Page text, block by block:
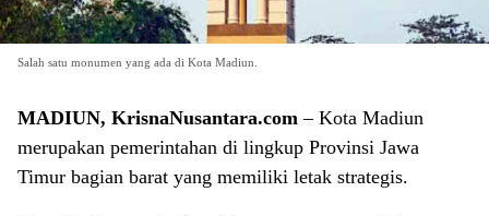
Salah satu monumen yang ada di Kota Madiun.
MADIUN, KrisnaNusantara.com – Kota Madiun
merupakan pemerintahan di lingkup Provinsi Jawa
Timur bagian barat yang memiliki letak strategis.